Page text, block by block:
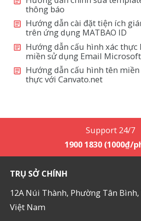
thông báo
Hướng dẫn cài đặt tiện ích
trên ứng dụng MATBAO ID
Hướng dẫn cấu hình xác thực
miền sử dụng Email
Hướng dẫn cấu hình tên
thực với Canvato.net
Support 24/7
1900 1830 (1000₫/
TRỤ SỞ CHÍNH
12A Núi Thành, Phường Tân
Việt Nam